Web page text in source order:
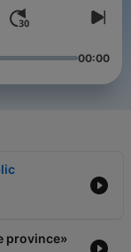
00:00
province»